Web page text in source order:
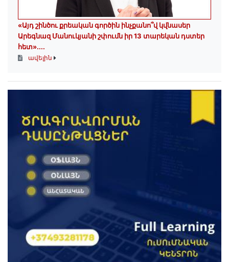
«Այդ շինծու քրեական գործին ինչքանո՞վ կվնասեր
Արեգնազ Մանուկյանի շփումն իր 13 տարեկան դստեր
հետ»․...
ավելին